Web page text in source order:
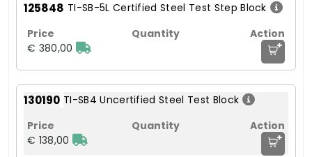
125848 TI-SB-5L Certified Steel Test Step Block
€ 380,00 +
130190 TI-SB4 Uncertified Steel Test Block
€ 138,00 +